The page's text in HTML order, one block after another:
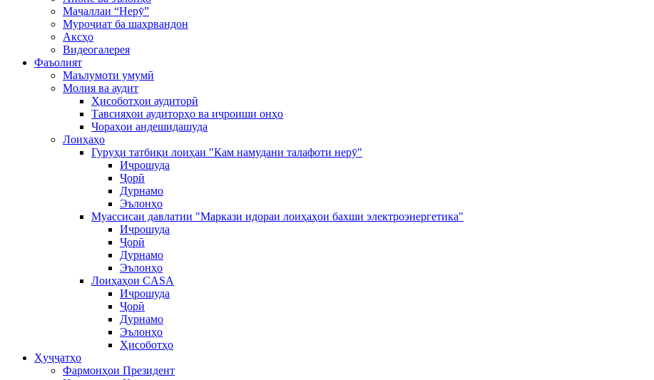
Маҷаллаи “Нерӯ”
Муроҷиат ба шаҳрвандон
Аксҳо
Видеогалерея
Фаъолият
Маълумоти умумӣ
Молия ва аудит
Ҳисоботҳои аудиторӣ
Тавсияҳои аудиторҳо ва иҷроиши онҳо
Чораҳои андешидашуда
Лоиҳаҳо
Гуруҳи татбиқи лоиҳаи "Кам намудани талафоти нерӯ"
Иҷрошуда
Ҷорӣ
Дурнамо
Эълонҳо
Муассисаи давлатии "Маркази идораи лоиҳаҳои бахши электроэнергетика"
Иҷрошуда
Ҷорӣ
Дурнамо
Эълонҳо
Лоиҳаҳои CASA
Иҷрошуда
Ҷорӣ
Дурнамо
Эълонҳо
Ҳисоботҳо
Ҳуҷҷатҳо
Фармонҳои Президент